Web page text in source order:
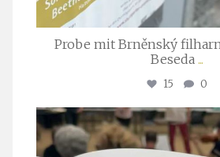
Probe mit Brněnský
Beseda ...
15 0
Juli 23